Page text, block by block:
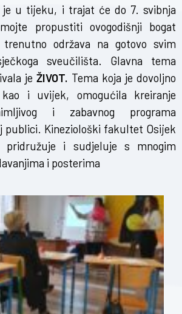
je u tijeku, i trajat će do 7. svibnja
propustiti ovogodišnji bogat
održava na gotovo svim
sveučilišta. Glavna tema
je ŽIVOT. Tema koja je dovoljno
i uvijek, omogućila kreiranje
i zabavnog programa
publici. Kineziološki fakultet Osijek
i sudjeluje s mnogim
i posterima